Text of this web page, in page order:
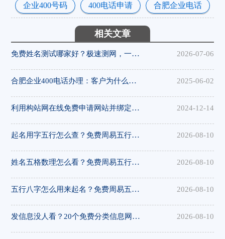
企业400号码
400电话申请 合肥企业电话
相关文章
免费姓名测试哪家好？极速测网，一键解锁姓名隐藏寓意 2026-07-06
合肥企业400电话办理：客户为什么更愿意拨打400电话 2025-06-02
利用构站网在线免费申请网站并绑定域名 2024-12-14
起名用字五行怎么查？免费周易五行八卦起名网站用字查询教程 2026-08-10
姓名五格数理怎么看？免费周易五行八卦起名网站帮你算吉凶 2026-08-10
五行八字怎么用来起名？免费周易五行八卦起名网站精选推荐 2026-08-10
发信息没人看？20个免费分类信息网站+高转化文案模板让客户主动找你 2026-08-10